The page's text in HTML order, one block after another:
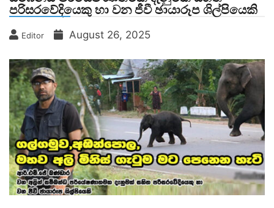
පරිසරවේදියෙකු හා වන ජීවී ඡායාරූප ශිල්පියෙකි
Editor August 26, 2025